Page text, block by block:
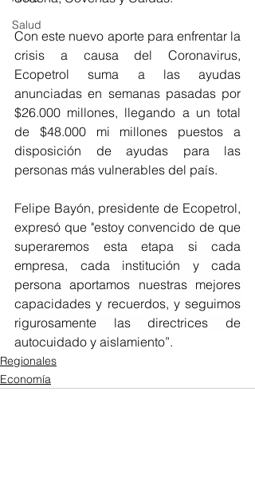
Salud
Con este nuevo aporte para enfrentar la
crisis a causa del Coronavirus,
Ecopetrol suma a las ayudas
anunciadas en semanas pasadas por
$26.000 millones, llegando a un total
de $48.000 mi millones puestos a
disposición de ayudas para las
personas más vulnerables del país.
Felipe Bayón, presidente de Ecopetrol,
expresó que "estoy convencido de que
superaremos esta etapa si cada
empresa, cada institución y cada
persona aportamos nuestras mejores
capacidades y recuerdos, y seguimos
rigurosamente las directrices de
autocuidado y aislamiento”.
Regionales
Economía